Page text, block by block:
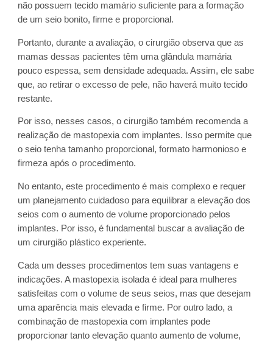
não possuem tecido mamário suficiente para a formação
de um seio bonito, firme e proporcional.
Portanto, durante a avaliação, o cirurgião observa que as
mamas dessas pacientes têm uma glândula mamária
pouco espessa, sem densidade adequada. Assim, ele sabe
que, ao retirar o excesso de pele, não haverá muito tecido
restante.
Por isso, nesses casos, o cirurgião também recomenda a
realização de mastopexia com implantes. Isso permite que
o seio tenha tamanho proporcional, formato harmonioso e
firmeza após o procedimento.
No entanto, este procedimento é mais complexo e requer
um planejamento cuidadoso para equilibrar a elevação dos
seios com o aumento de volume proporcionado pelos
implantes. Por isso, é fundamental buscar a avaliação de
um cirurgião plástico experiente.
Cada um desses procedimentos tem suas vantagens e
indicações. A mastopexia isolada é ideal para mulheres
satisfeitas com o volume de seus seios, mas que desejam
uma aparência mais elevada e firme. Por outro lado, a
combinação de mastopexia com implantes pode
proporcionar tanto elevação quanto aumento de volume,